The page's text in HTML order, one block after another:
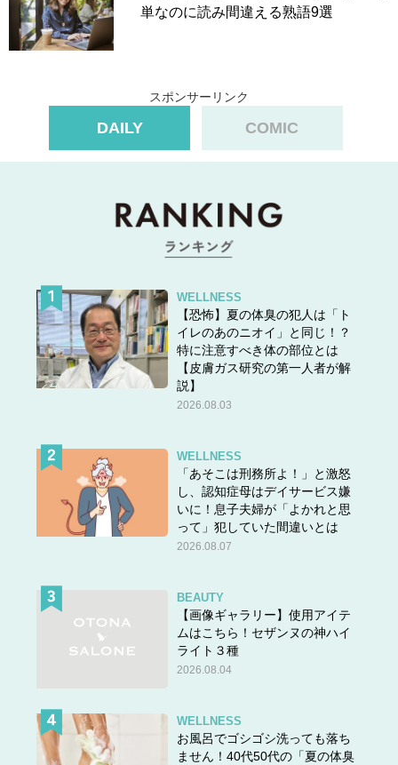
単なのに読み間違える熟語9選
スポンサーリンク
DAILY COMIC
WELLNESS
【恐怖】夏の体臭の犯人は「ト
イレのあのニオイ」と同じ！？
特に注意すべき体の部位とは
【皮膚ガス研究の第一人者が解
説】
2026.08.03
WELLNESS
「あそこは刑務所よ！」と激怒
し、認知症母はデイサービス嫌
いに！息子夫婦が「よかれと思
って」犯していた間違いとは
2026.08.07
BEAUTY
【画像ギャラリー】使用アイテ
ムはこちら！セザンヌの神ハイ
ライト３種
2026.08.04
WELLNESS
お風呂でゴシゴシ洗っても落ち
ません！40代50代の「夏の体臭